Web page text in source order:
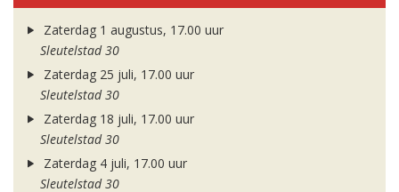
Zaterdag 1 augustus, 17.00 uur
Sleutelstad 30
Zaterdag 25 juli, 17.00 uur
Sleutelstad 30
Zaterdag 18 juli, 17.00 uur
Sleutelstad 30
Zaterdag 4 juli, 17.00 uur
Sleutelstad 30